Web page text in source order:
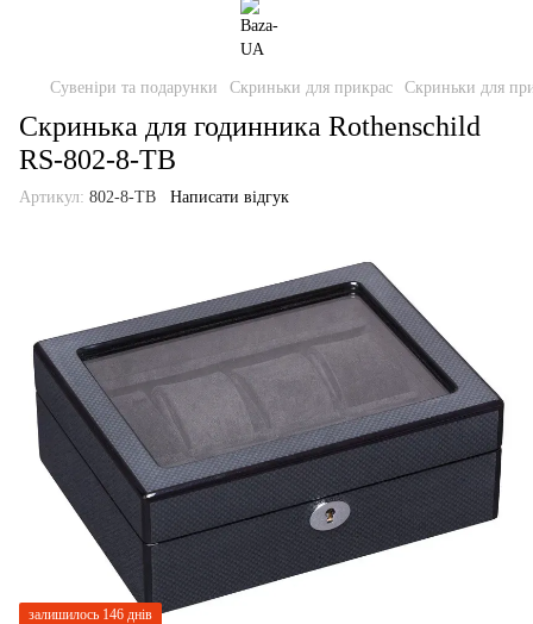
Сувеніри та подарунки Скриньки для прикрас Скриньки для
Скринька для годинника Rothenschild
RS-802-8-TB
Артикул: 802-8-TB Написати відгук
залишилось 146 днів